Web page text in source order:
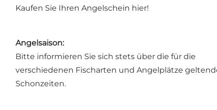
Kaufen Sie Ihren Angelschein hier!
Angelsaison:
Bitte informieren Sie sich stets über die für die
verschiedenen Fischarten und Angelplätze
Schonzeiten.